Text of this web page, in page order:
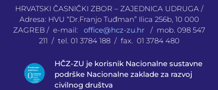
HRVATSKI ČASNIČKI ZBOR – ZAJEDNICA UDRUGA /
Adresa: HVU “Dr.Franjo Tuđman” Ilica 256b, 10 000
ZAGREB / e-mail: office@hcz-zu.hr
/ mob. 098 547
211 / tel. 01 3784 188 / fax. 01 3784 480
HČZ-ZU je korisnik Nacionalne sustavne
podrške Nacionalne zaklade za razvoj
civilnog društva